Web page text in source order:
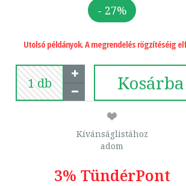
- 27%
Utolsó példányok. A megrendelés rögzítéséig
Kosárba
Kívánságlistához
adom
3% TündérPont